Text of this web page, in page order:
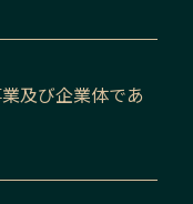
及び企業体であ